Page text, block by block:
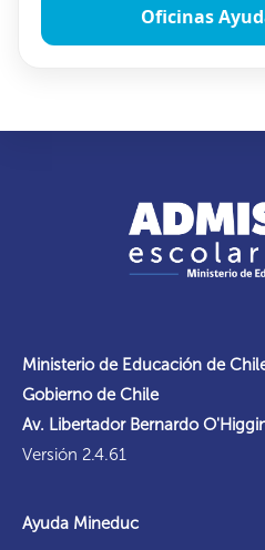
Oficinas
Ministerio de Educación de
Gobierno de Chile
Av. Libertador Bernardo
Versión 2.4.61
Ayuda Mineduc